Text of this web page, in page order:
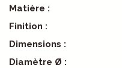
Matière :
Finition :
Dimensions :
Diamètre Ø :